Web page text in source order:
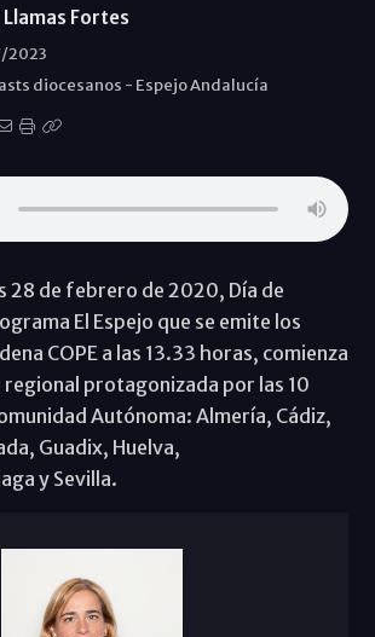
Llamas Fortes
2023
diocesanos - Espejo Andalucía
28 de febrero de 2020, Día de
El Espejo que se emite los
COPE a las 13.33 horas, comienza
regional protagonizada por las 10
Autónoma: Almería, Cádiz,
Guadix, Huelva,
y Sevilla.